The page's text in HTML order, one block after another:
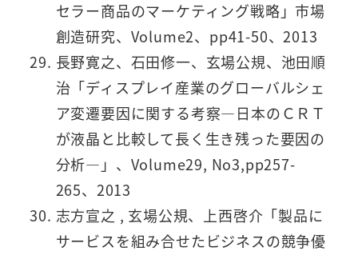
セラー商品のマーケティング戦略」市場
創造研究、Volume2、pp41-50、2013
長野寛之、石田修一、玄場公規、池田順
治「ディスプレイ産業のグローバルシェ
ア変遷要因に関する考察―日本のＣＲＴ
が液晶と比較して長く生き残った要因の
分析―」、Volume29, No3,pp257-
265、2013
志方宣之 , 玄場公規、上西啓介「製品に
サービスを組み合せたビジネスの競争優